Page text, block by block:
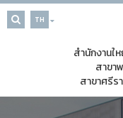
สำนักงานใ
สาขา
สาขาศรีร
TH